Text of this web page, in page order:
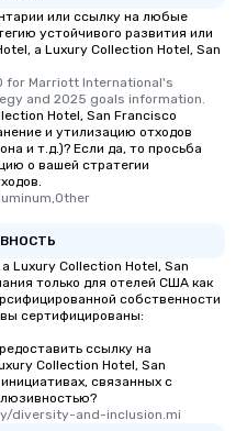
members a chance to
networking
heading to the next
itinerary. You Get a Dinner and a Show
Our tours offer an
entertainment. All
knowledgeable,
interactive
along the way
ensuring there is
experiences offer the
several renowned
and your guests
или ссылку на любые
устойчивого развития или
a Luxury Collection Hotel, San
for Marriott International's
and 2025 goals information.
Hotel, San Francisco
и утилизацию отходов
и т.д.)? Если да, то просьба
о вашей стратегии
Luxury Collection Hotel, San
только для отелей США как
собственности
вы сертифицированы:
ссылку на
Collection Hotel, San
связанных с
diversity-and-inclusion.mi